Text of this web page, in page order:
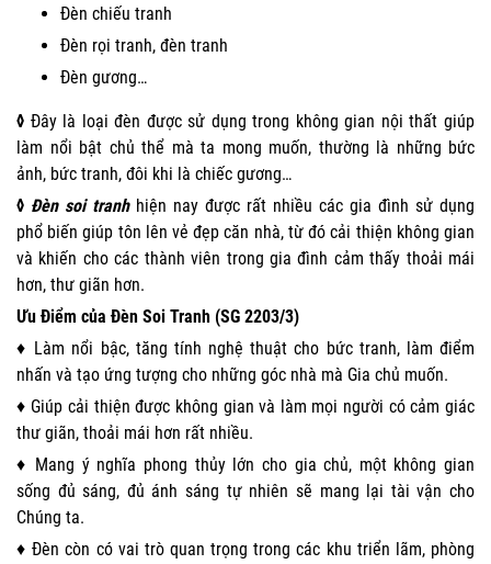
Đèn chiếu tranh
Đèn rọi tranh, đèn tranh
Đèn gương…
◊ Đây là loại đèn được sử dụng trong không gian nội thất giúp
làm nổi bật chủ thể mà ta mong muốn, thường là những bức
ảnh, bức tranh, đôi khi là chiếc gương…
◊ Đèn soi tranhhiện nay được rất nhiều các gia đình sử dụng
phổ biến giúp tôn lên vẻ đẹp căn nhà, từ đó cải thiện không gian
và khiến cho các thành viên trong gia đình cảm thấy thoải mái
hơn, thư giãn hơn.
Ưu Điểm của Đèn Soi Tranh (SG 2203/3)
♦ Làm nổi bậc, tăng tính nghệ thuật cho bức tranh, làm điểm
nhấn và tạo ứng tượng cho những góc nhà mà Gia chủ muốn.
♦ Giúp cải thiện được không gian và làm mọi người có cảm giác
thư giãn, thoải mái hơn rất nhiều.
♦ Mang ý nghĩa phong thủy lớn cho gia chủ, một không gian
sống đủ sáng, đủ ánh sáng tự nhiên sẽ mang lại tài vận cho
Chúng ta.
♦ Đèn còn có vai trò quan trọng trong các khu triển lãm, phòng